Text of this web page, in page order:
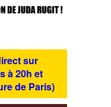
sur
à 20h et
de Paris)